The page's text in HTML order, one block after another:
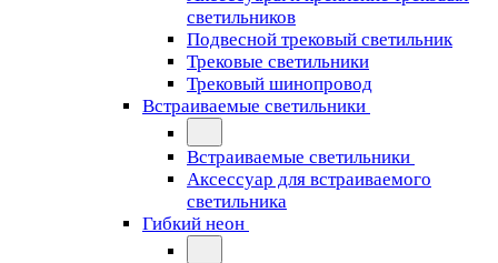
светильников
Подвесной трековый светильник
Трековые светильники
Трековый шинопровод
Встраиваемые светильники
Встраиваемые светильники
Аксессуар для встраиваемого
светильника
Гибкий неон